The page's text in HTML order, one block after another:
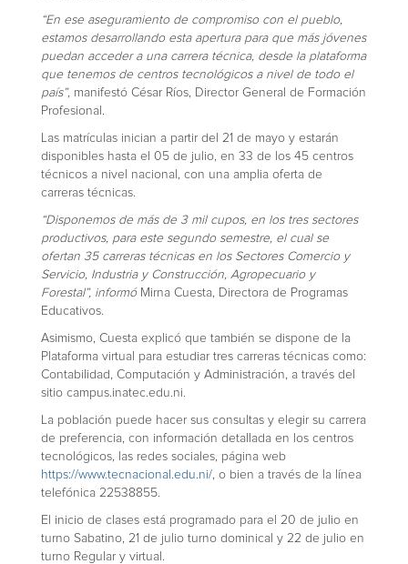
“En ese aseguramiento de compromiso con el pueblo,
estamos desarrollando esta apertura para que más jóvenes
puedan acceder a una carrera técnica, desde la plataforma
que tenemos de centros tecnológicos a nivel de todo el
país”, manifestó César Ríos, Director General de Formación
Profesional.
Las matrículas inician a partir del 21 de mayo y estarán
disponibles hasta el 05 de julio, en 33 de los 45 centros
técnicos a nivel nacional, con una amplia oferta de
carreras técnicas.
“Disponemos de más de 3 mil cupos, en los tres sectores
productivos, para este segundo semestre, el cual se
ofertan 35 carreras técnicas en los Sectores Comercio y
Servicio, Industria y Construcción, Agropecuario y
Forestal”, informó Mirna Cuesta, Directora de Programas
Educativos.
Asimismo, Cuesta explicó que también se dispone de la
Plataforma virtual para estudiar tres carreras técnicas como:
Contabilidad, Computación y Administración, a través del
sitio campus.inatec.edu.ni.
La población puede hacer sus consultas y elegir su carrera
de preferencia, con información detallada en los centros
tecnológicos, las redes sociales, página web
https://www.tecnacional.edu.ni/ , o bien a través de la línea
telefónica 22538855.
El inicio de clases está programado para el 20 de julio en
turno Sabatino, 21 de julio turno dominical y 22 de julio en
turno Regular y virtual.